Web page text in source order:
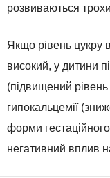
розвиваються
Якщо рівень цукру
високий, у дитини
(підвищений рівень
гипокальцемії
форми
негативний вплив